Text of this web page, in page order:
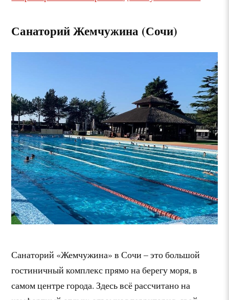
Санаторий Жемчужина (Сочи)
Санаторий «Жемчужина» в Сочи – это большой
гостиничный комплекс прямо на берегу моря, в
самом центре города. Здесь всё рассчитано на